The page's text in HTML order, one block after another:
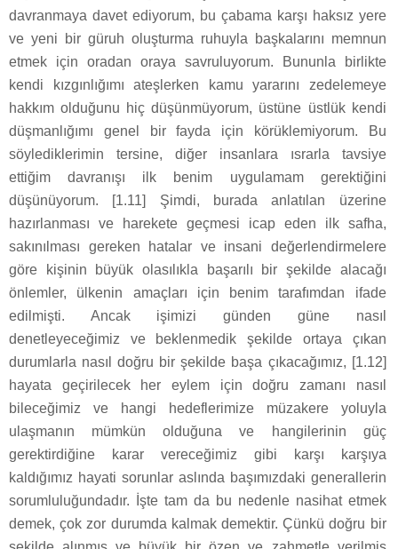
davranmaya davet ediyorum, bu çabama karşı haksız yere
ve yeni bir güruh oluşturma ruhuyla başkalarını memnun
etmek için oradan oraya savruluyorum. Bununla birlikte
kendi kızgınlığımı ateşlerken kamu yararını zedelemeye
hakkım olduğunu hiç düşünmüyorum, üstüne üstlük kendi
düşmanlığımı genel bir fayda için körüklemiyorum. Bu
söylediklerimin tersine, diğer insanlara ısrarla tavsiye
ettiğim davranışı ilk benim uygulamam gerektiğini
düşünüyorum. [1.11] Şimdi, burada anlatılan üzerine
hazırlanması ve harekete geçmesi icap eden ilk safha,
sakınılması gereken hatalar ve insani değerlendirmelere
göre kişinin büyük olasılıkla başarılı bir şekilde alacağı
önlemler, ülkenin amaçları için benim tarafımdan ifade
edilmişti. Ancak işimizi günden güne nasıl
denetleyeceğimiz ve beklenmedik şekilde ortaya çıkan
durumlarla nasıl doğru bir şekilde başa çıkacağımız, [1.12]
hayata geçirilecek her eylem için doğru zamanı nasıl
bileceğimiz ve hangi hedeflerimize müzakere yoluyla
ulaşmanın mümkün olduğuna ve hangilerinin güç
gerektirdiğine karar vereceğimiz gibi karşı karşıya
kaldığımız hayati sorunlar aslında başımızdaki generallerin
sorumluluğundadır. İşte tam da bu nedenle nasihat etmek
demek, çok zor durumda kalmak demektir. Çünkü doğru bir